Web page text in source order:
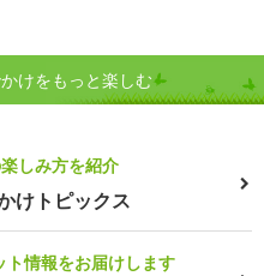
けをもっと楽しむ
しみ方を紹介
けトピックス
情報をお届けします